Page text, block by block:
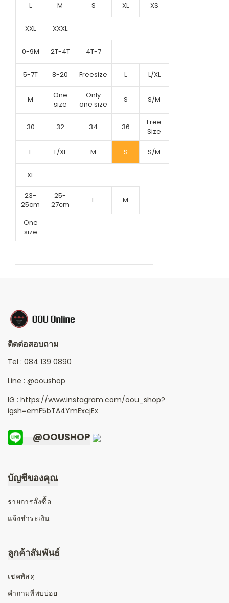
L M S XL XS
XXL XXXL
0-9M 2T-4T 4T-7
5-7T 8-20 Freesize L L/XL
M
One
size
Only
one size
S S/M
30 32 34 36
Free
Size
L L/XL M S S/M
XL
23-
25cm
25-
27cm
L M
One
size
ติดต่อสอบถาม
Tel : 084 139 0890
Line : @ooushop
IG : https://www.instagram.com/oou_shop?
igsh=emF5bTA4YmExcjEx
@OOUSHOP
บัญชีของคุณ
รายการสั่งซื้อ
แจ้งชำระเงิน
ลูกค้าสัมพันธ์
เชคพัสดุ
คำถามที่พบบ่อย